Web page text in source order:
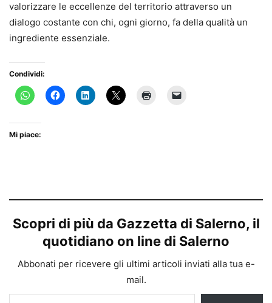
valorizzare le eccellenze del territorio attraverso un
dialogo costante con chi, ogni giorno, fa della qualità un
ingrediente essenziale.
Condividi:
Mi piace:
Scopri di più da Gazzetta di Salerno, il
quotidiano on line di Salerno
Abbonati per ricevere gli ultimi articoli inviati alla tua e-
mail.
Digita la tua e-mail...